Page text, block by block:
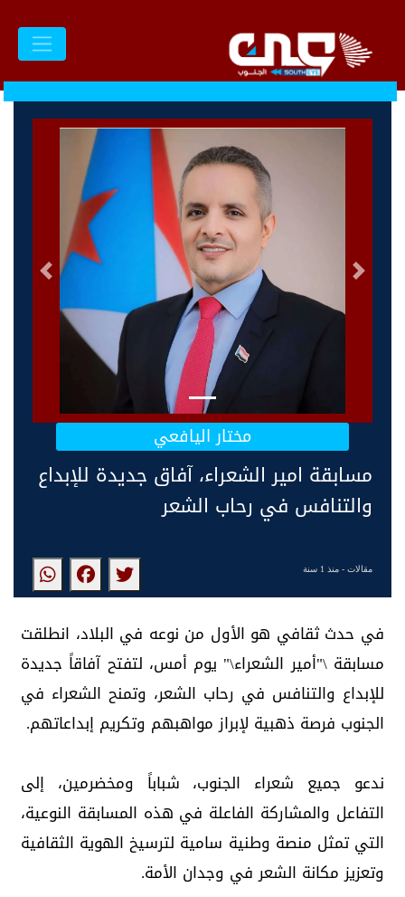
التالى السابق
مختار اليافعي
مسابقة امير الشعراء، آفاق جديدة للإبداع
والتنافس في رحاب الشعر
مقالات- منذ 1 سنة
‏في حدث ثقافي هو الأول من نوعه في البلاد، انطلقت
مسابقة \"أمير الشعراء\" يوم أمس، لتفتح آفاقاً جديدة
للإبداع والتنافس في رحاب الشعر، وتمنح الشعراء في
الجنوب فرصة ذهبية لإبراز مواهبهم وتكريم إبداعاتهم.
ندعو جميع شعراء الجنوب، شباباً ومخضرمين، إلى
التفاعل والمشاركة الفاعلة في هذه المسابقة النوعية،
التي تمثل منصة وطنية سامية لترسيخ الهوية الثقافية
وتعزيز مكانة الشعر في وجدان الأمة.